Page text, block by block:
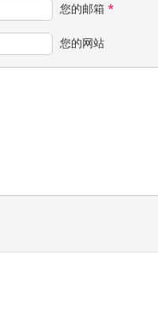
您的邮箱 *
您的网站